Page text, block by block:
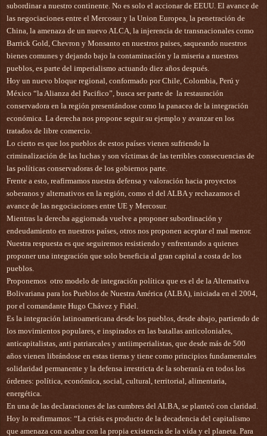
subordinar a nuestro continente. No es solo el accionar de EEUU. El avance de
las negociaciones entre el Mercosur y la Union Europea, la penetración de
China, la amenaza de un nuevo ALCA, la injerencia de transnacionales como
Barrick Gold, Chevron y Monsanto en nuestros paises, saqueando nuestros
bienes comunes y dejando bajo la contaminación y la miseria a nuestros
pueblos, es parte del imperialismo actuando diez años después.
Hoy un nuevo bloque regional, conformado por Chile, Colombia, Perú y
México “la Alianza del Pacifico”, busca ser parte de  la restauración
conservadora en la región presentándose como la panacea de la integración
económica. La derecha nos propone seguir su ejemplo y avanzar en los
tratados de libre comercio.
Lo cierto es que los pueblos de estos países vienen sufriendo la
criminalización de las luchas y son víctimas de las terribles consecuencias de
las políticas conservadoras de los gobiernos parte.
Frente a esto, reafirmamos nuestra defensa y valoración hacia proyectos
soberanos y alternativos en la región, como el del ALBA y rechazamos el
avance de las negociaciones entre UE y Mercosur.
Mientras la derecha aggiornada vuelve a proponer subordinación y
endeudamiento en nuestros países, otros nos proponen aceptar el mal menor.
Nuestra respuesta es que seguiremos resistiendo y enfrentando a quienes
proponer una integración que solo beneficia al gran capital a costa de los
pueblos.
Proponemos  otro modelo de integración política que es el de la Alternativa
Bolivariana para los Pueblos de Nuestra América (ALBA), iniciada en el 2004,
por el comandante Hugo Chávez y Fidel.
Es la integración latinoamericana desde los pueblos, desde abajo, partiendo de
los movimientos populares, e inspirados en las batallas anticoloniales,
anticapitalistas, anti patriarcales y antiimperialistas, que desde más de 500
años vienen librándose en estas tierras y tiene como principios fundamentales
solidaridad permanente y la defensa irrestricta de la soberanía en todos los
órdenes: política, económica, social, cultural, territorial, alimentaria,
energética.
En una de las declaraciones de las cumbres del ALBA, se planteó con claridad.
Hoy lo reafirmamos: “La crisis es producto de la decadencia del capitalismo
que amenaza con acabar con la propia existencia de la vida y el planeta. Para